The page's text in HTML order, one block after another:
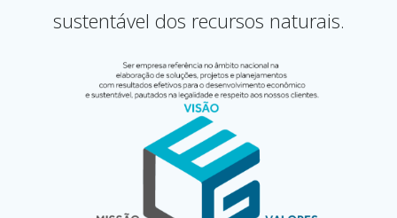
sustentável dos recursos naturais.